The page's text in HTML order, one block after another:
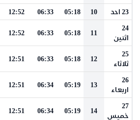
23 احد 10
05:18
06:33
12:52
24
اثنين
11
05:18
06:33
12:52
25
ثلاثاء
12
05:18
06:33
12:51
26
اربعاء
13
05:19
06:34
12:51
27
خميس
14
05:19
06:34
12:51